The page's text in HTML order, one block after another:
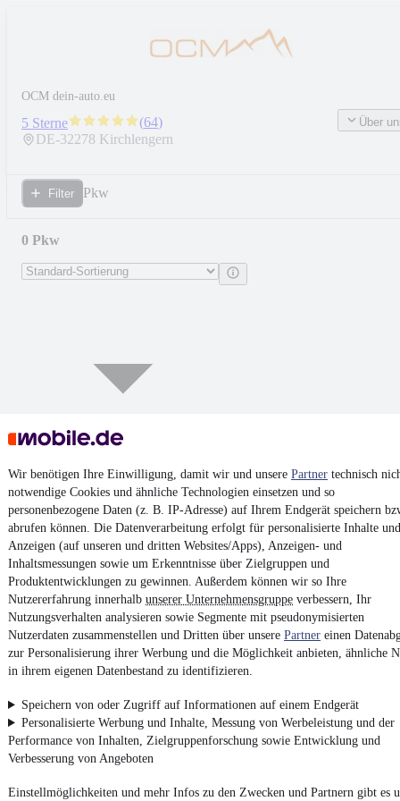
Wir benötigen Ihre Einwilligung, damit wir und unsere Partner technisch
notwendige Cookies und ähnliche Technologien einsetzen und so
personenbezogene Daten (z. B. IP-Adresse) auf Ihrem Endgerät speichern
abrufen können. Die Datenverarbeitung erfolgt für personalisierte Inhalte und
Anzeigen (auf unseren und dritten Websites/Apps), Anzeigen- und
Inhaltsmessungen sowie um Erkenntnisse über Zielgruppen und
Produktentwicklungen zu gewinnen. Außerdem können wir so Ihre
Nutzererfahrung innerhalb unserer Unternehmensgruppe verbessern, Ihr
Nutzungsverhalten analysieren sowie Segmente mit pseudonymisierten
Nutzerdaten zusammenstellen und Dritten über unsere Partner einen
zur Personalisierung ihrer Werbung und die Möglichkeit anbieten, ähnliche
in ihrem eigenen Datenbestand zu identifizieren.
Speichern von oder Zugriff auf Informationen auf einem Endgerät
Personalisierte Werbung und Inhalte, Messung von Werbeleistung und der
Performance von Inhalten, Zielgruppenforschung sowie Entwicklung und
Verbesserung von Angeboten
Einstellmöglichkeiten und mehr Infos zu den Zwecken und Partnern gibt es
OCM dein-auto.eu
5 Sterne (64)
DE-32278 Kirchlengern
Über
Filter Pkw
0 Pkw
Keine Inserate gefunden
¹MwSt. ausweisbar
Nutze mobile.de schnell und einfach
App installieren